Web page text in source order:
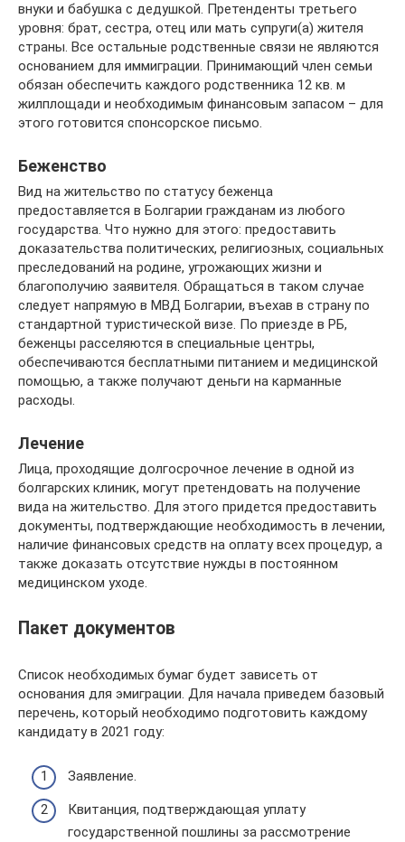
внуки и бабушка с дедушкой. Претенденты третьего
уровня: брат, сестра, отец или мать супруги(а) жителя
страны. Все остальные родственные связи не являются
основанием для иммиграции. Принимающий член семьи
обязан обеспечить каждого родственника 12 кв. м
жилплощади и необходимым финансовым запасом – для
этого готовится спонсорское письмо.
Беженство
Вид на жительство по статусу беженца
предоставляется в Болгарии гражданам из любого
государства. Что нужно для этого: предоставить
доказательства политических, религиозных, социальных
преследований на родине, угрожающих жизни и
благополучию заявителя. Обращаться в таком случае
следует напрямую в МВД Болгарии, въехав в страну по
стандартной туристической визе. По приезде в РБ,
беженцы расселяются в специальные центры,
обеспечиваются бесплатными питанием и медицинской
помощью, а также получают деньги на карманные
расходы.
Лечение
Лица, проходящие долгосрочное лечение в одной из
болгарских клиник, могут претендовать на получение
вида на жительство. Для этого придется предоставить
документы, подтверждающие необходимость в лечении,
наличие финансовых средств на оплату всех процедур, а
также доказать отсутствие нужды в постоянном
медицинском уходе.
Пакет документов
Список необходимых бумаг будет зависеть от
основания для эмиграции. Для начала приведем базовый
перечень, который необходимо подготовить каждому
кандидату в 2021 году:
Заявление.
Квитанция, подтверждающая уплату
государственной пошлины за рассмотрение